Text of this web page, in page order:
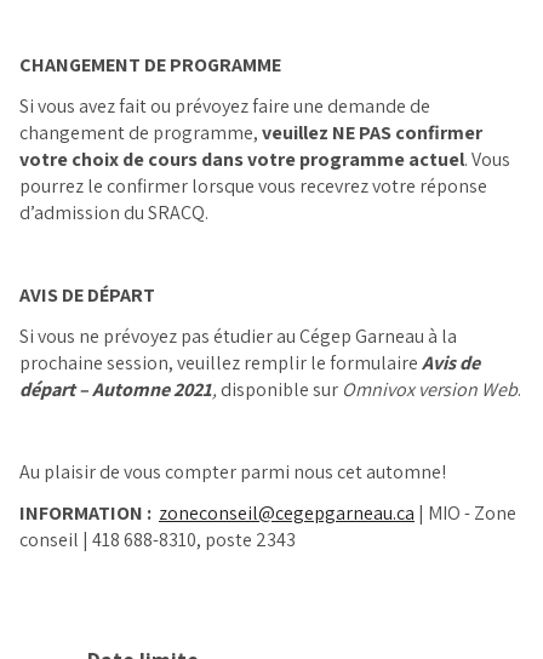
CHANGEMENT DE PROGRAMME
Si vous avez fait ou prévoyez faire une demande de
changement de programme,veuillez NE PASconfirmer
votre choix de cours dans votre programme actuel. Vous
pourrez le confirmer lorsque vous recevrez votre réponse
d’admission du SRACQ.
AVIS DE DÉPART
Si vous ne prévoyez pas étudier au Cégep Garneau à la
prochaine session, veuillez remplir le formulaireAvis de
départ – Automne 2021,disponible sur Omnivox version Web.
Au plaisir de vous compter parmi nous cet automne!
INFORMATION : zoneconseil@cegepgarneau.ca | MIO - Zone
conseil | 418 688-8310, poste 2343